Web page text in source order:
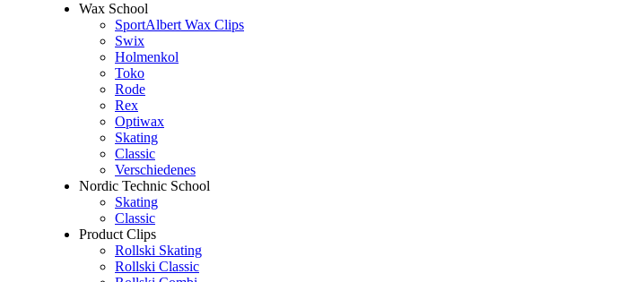
Wax School
SportAlbert Wax Clips
Swix
Holmenkol
Toko
Rode
Rex
Optiwax
Skating
Classic
Verschiedenes
Nordic Technic School
Skating
Classic
Product Clips
Rollski Skating
Rollski Classic